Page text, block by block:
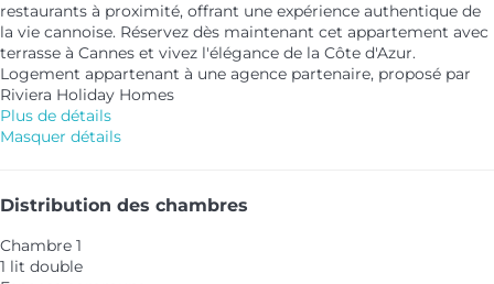
restaurants à proximité, offrant une expérience authentique de
la vie cannoise. Réservez dès maintenant cet appartement avec
terrasse à Cannes et vivez l'élégance de la Côte d'Azur.
Logement appartenant à une agence partenaire, proposé par
Riviera Holiday Homes
Plus de détails
Masquer détails
Distribution des chambres
Chambre 1
1 lit double